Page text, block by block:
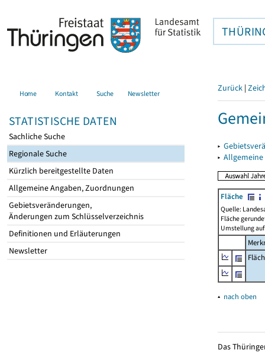
Home Kontakt Suche Newsletter
STATISTISCHE DATEN
Sachliche Suche
Regionale Suche
Kürzlich bereitgestellte Daten
Allgemeine Angaben, Zuordnungen
Gebietsveränderungen,
Änderungen zum Schlüsselverzeichnis
Definitionen und Erläuterungen
Newsletter
Zurück |
▸
▸
Fläche
Quelle:
Fläche
Umstellung
▴ nach oben
Das